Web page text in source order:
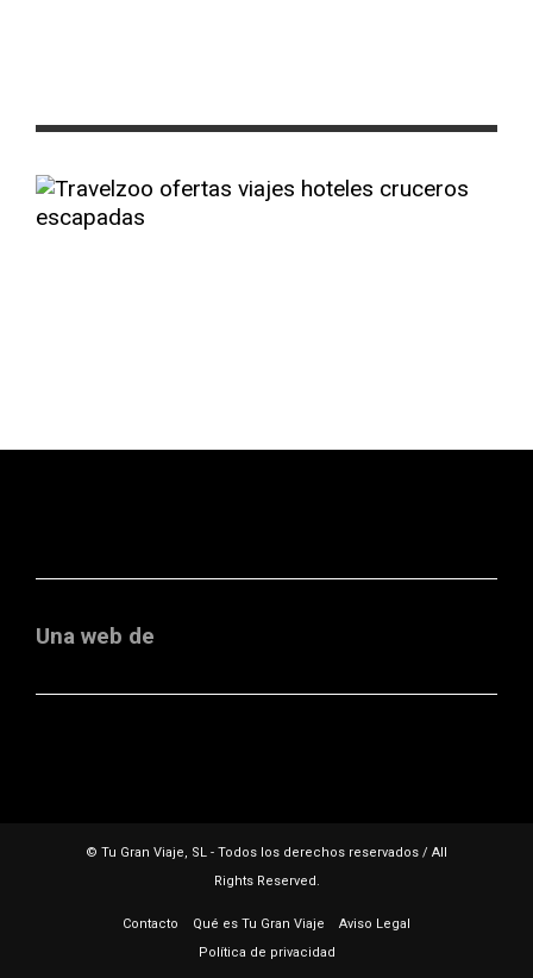
Una web de
© Tu Gran Viaje, SL - Todos los derechos reservados / All
Rights Reserved.
Contacto Qué es Tu Gran Viaje
Aviso Legal
Política de privacidad